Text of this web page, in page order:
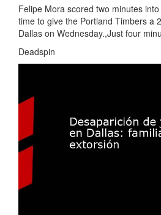
Felipe Mora scored two minutes
time to give the Portland Timbers a
Dallas on Wednesday.,Just four minu
Deadspin